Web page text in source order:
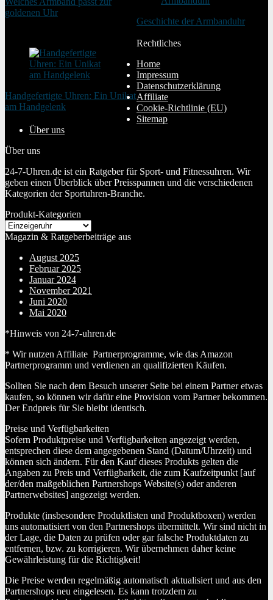
goldenen Uhr
Geschichte der Armbanduhr
Handgefertigte Uhren: Ein Unikat
am Handgelenk
Rechtliches
Home
Impressum
Datenschutzerklärung
Affiliate
Cookie-Richtlinie (EU)
Sitemap
Über uns
Über uns
24-7-Uhren.de ist ein Ratgeber für Sport- und Fitnessuhren. Wir
geben einen Überblick über Preisspannen und die verschiedenen
Kategorien der Sportuhren-Branche.
Produkt-Kategorien
Magazin & Ratgeberbeiträge aus
August 2025
Februar 2025
Januar 2024
November 2021
Juni 2020
Mai 2020
*Hinweis von 24-7-uhren.de
* Wir nutzen Affiliate Partnerprogramme, wie das Amazon
Partnerprogramm und verdienen an qualifizierten Käufen.
Sollten Sie nach dem Besuch unserer Seite bei einem Partner etwas
kaufen, so können wir dafür eine Provision vom Partner bekommen.
Der Endpreis für Sie bleibt identisch.
Preise und Verfügbarkeiten
Sofern Produktpreise und Verfügbarkeiten angezeigt werden,
entsprechen diese dem angegebenen Stand (Datum/Uhrzeit) und
können sich ändern. Für den Kauf dieses Produkts gelten die
Angaben zu Preis und Verfügbarkeit, die zum Kaufzeitpunkt [auf
der/den maßgeblichen Partnershops Website(s) oder anderen
Partnerwebsites] angezeigt werden.
Produkte (insbesondere Produktlisten und Produktboxen) werden
uns automatisiert von den Partnershops übermittelt. Wir sind nicht in
der Lage, die Daten zu prüfen oder gar falsche Produktdaten zu
entfernen, bzw. zu korrigieren. Wir übernehmen daher keine
Gewährleistung für die Richtigkeit!
Die Preise werden regelmäßig automatisch aktualisiert und aus den
Partnershops neu eingelesen. Es kann trotzdem zu